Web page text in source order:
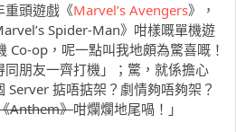
重頭遊戲《Marvel’s Avengers》，
Spider-Man》咁樣嘅單機遊
Co-op，呢一點叫我地頗為驚喜嘅！
朋友一齊打機」；驚，就係擔心
Server 掂唔掂架？劇情夠唔夠架？
Anthem》咁爛爛地尾喎！」